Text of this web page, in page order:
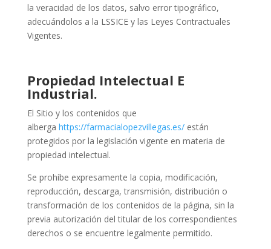
la veracidad de los datos, salvo error tipográfico,
adecuándolos a la LSSICE y las Leyes Contractuales
Vigentes.
Propiedad Intelectual E
Industrial.
El Sitio y los contenidos que
alberga https://farmacialopezvillegas.es/ están
protegidos por la legislación vigente en materia de
propiedad intelectual.
Se prohíbe expresamente la copia, modificación,
reproducción, descarga, transmisión, distribución o
transformación de los contenidos de la página, sin la
previa autorización del titular de los correspondientes
derechos o se encuentre legalmente permitido.